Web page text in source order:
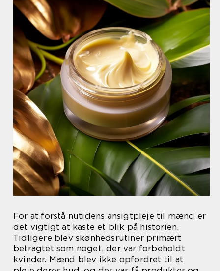
For at forstå nutidens ansigtpleje til mænd er
det vigtigt at kaste et blik på historien.
Tidligere blev skønhedsrutiner primært
betragtet som noget, der var forbeholdt
kvinder. Mænd blev ikke opfordret til at